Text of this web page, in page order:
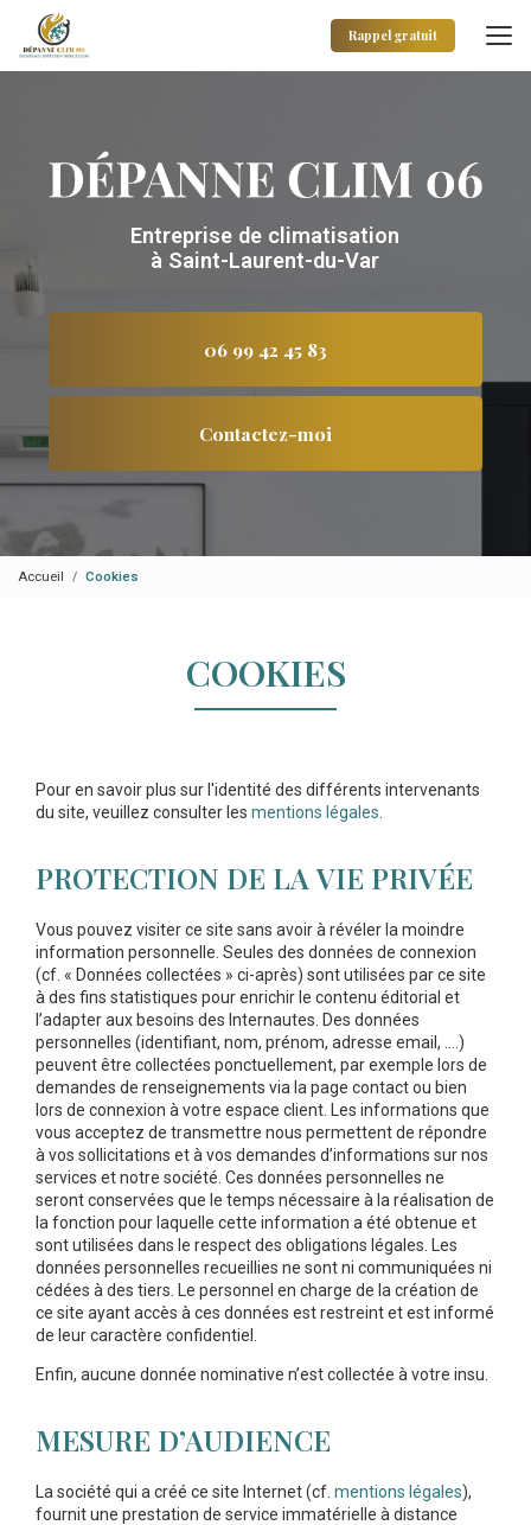
contenu
Rappel gratuit
Entreprise de climatisation
à Saint-Laurent-du-Var
06 99 42 45 83
Contactez-moi
Accueil Cookies
COOKIES
Pour en savoir plus sur l'identité des différents intervenants
du site, veuillez consulter les mentions légales
PROTECTION DE LA VIE PRIVÉE
Vous pouvez visiter ce site sans avoir à révéler la moindre
information personnelle. Seules des données de connexion
(cf. « Données collectées » ci-après) sont utilisées par ce site
à des fins statistiques pour enrichir le contenu éditorial et
l’adapter aux besoins des Internautes. Des données
personnelles (identifiant, nom, prénom, adresse email, ….)
peuvent être collectées ponctuellement, par exemple lors de
demandes de renseignements via la page contact ou bien
lors de connexion à votre espace client. Les informations que
vous acceptez de transmettre nous permettent de répondre
à vos sollicitations et à vos demandes d’informations sur nos
services et notre société. Ces données personnelles ne
seront conservées que le temps nécessaire à la réalisation de
la fonction pour laquelle cette information a été obtenue et
sont utilisées dans le respect des obligations légales. Les
données personnelles recueillies ne sont ni communiquées ni
cédées à des tiers. Le personnel en charge de la création de
ce site ayant accès à ces données est restreint et est informé
de leur caractère confidentiel.
Enfin, aucune donnée nominative n’est collectée à votre insu.
MESURE D’AUDIENCE
La société qui a créé ce site Internet (cf. mentions légales),
fournit une prestation de service immatérielle à distance